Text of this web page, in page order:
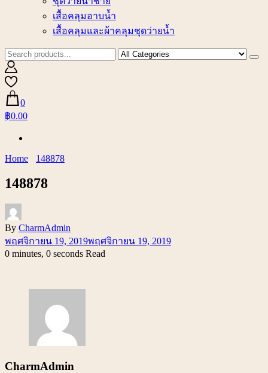
เสื้อคลุมอาบน้ำ
เสื้อคลุมและผ้าคลุมชุดว่ายน้ำ
0
฿0.00
Home 148878
148878
By CharmAdmin
พฤศจิกายน 19, 2019พฤศจิกายน 19, 2019
0 minutes, 0 seconds Read
CharmAdmin